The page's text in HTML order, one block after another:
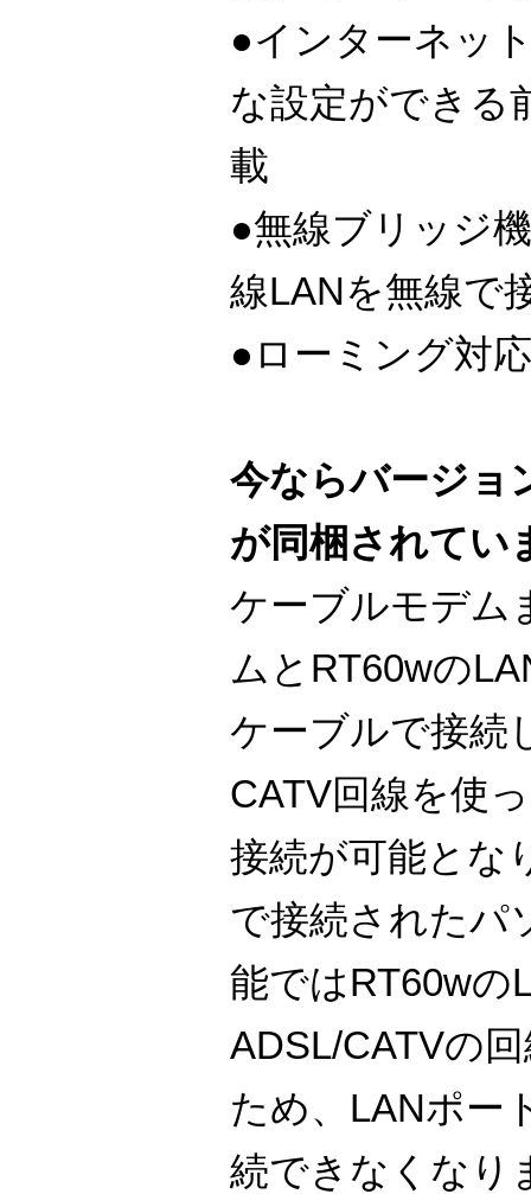
●インターネッ
な設定ができる
載
●無線ブリッジ
線LANを無線で
●ローミング対応
今ならバージョ
が同梱されてい
ケーブルモデム
ムとRT60wの
ケーブルで接続
CATV回線を使
接続が可能とな
で接続されたパ
能ではRT60wの
ADSL/CATVの
ため、LANポー
続できなくなり